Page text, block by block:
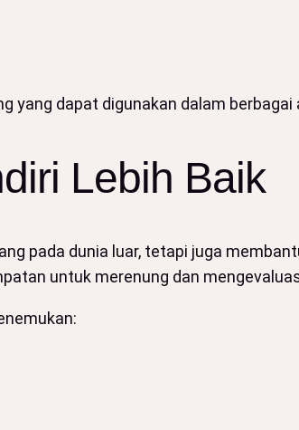
yang dapat digunakan dalam berbagai
Lebih Baik
pada dunia luar, tetapi juga
untuk merenung dan